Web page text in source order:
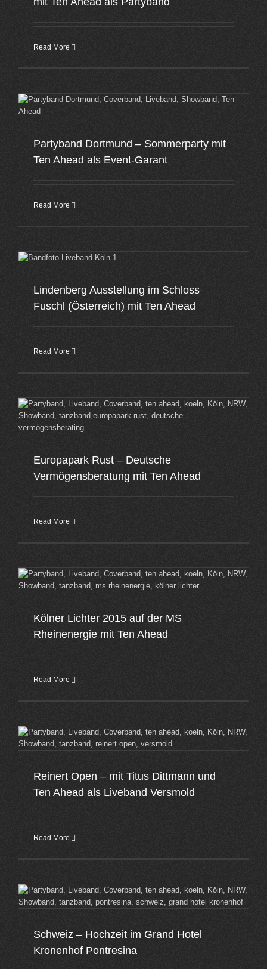
Read More
Partyband Dortmund – Sommerparty mit
Ten Ahead als Event-Garant
Read More
Lindenberg Ausstellung im Schloss
Fuschl (Österreich) mit Ten Ahead
Read More
Europapark Rust – Deutsche
Vermögensberatung mit Ten Ahead
Read More
Kölner Lichter 2015 auf der MS
Rheinenergie mit Ten Ahead
Read More
Reinert Open – mit Titus Dittmann und
Ten Ahead als Liveband Versmold
Read More
Schweiz – Hochzeit im Grand Hotel
Kronenhof Pontresina